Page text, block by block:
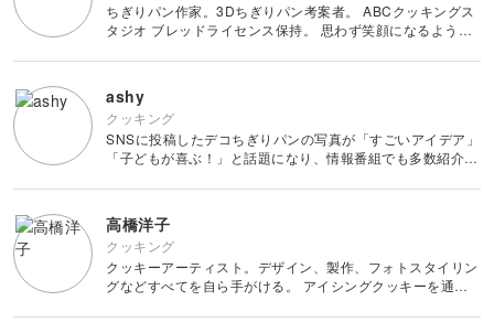
ちぎりパン作家。3Dちぎりパン考案者。 ABCクッキングス
タジオ ブレッドライセンス保持。 思わず笑顔になるような
ィアに掲載される。 Instagramのフォ
ashy
クッキング
SNSに投稿したデコちぎりパンの写真が「すごいアイデア」
「子どもが喜ぶ！」と話題になり、情報番組でも多数紹介さ
賞。作って楽しい、見て癒やされる、食べておいしいパン作
りがモットー。<
高橋洋子
クッキング
クッキーアーティスト。デザイン、製作、フォトスタイリン
グなどすべてを自ら手がける。 アイシングクッキーを通し
内海外に多くのファンを持つ。 有名ブランドとのコラボレ